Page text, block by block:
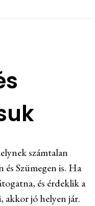
számtalan
Szümegen is. Ha
és érdeklik a
akkor jó helyen jár.